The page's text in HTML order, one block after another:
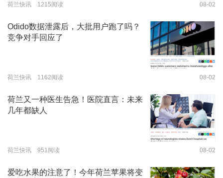
荷兰快讯 1215阅读 08-02
Odido数据泄露后，大批用户跑了吗？
竞争对手回应了
荷兰快讯 1162阅读 08-02
荷兰又一种医生告急！医院直言：未来
几年都缺人
荷兰快讯 951阅读 08-02
爱吃水果的注意了！今年荷兰苹果将变